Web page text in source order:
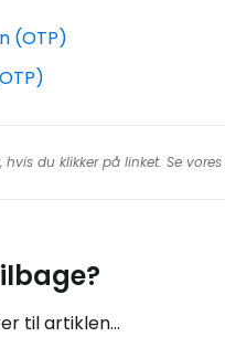
(OTP)
du klikker på linket. Se
til artiklen...